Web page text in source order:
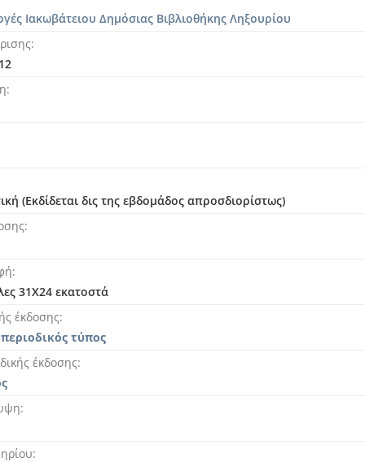
Ιακωβάτειου Δημόσιας Βιβλιοθήκης Ληξουρίου
(Εκδίδεται δις της εβδομάδος απροσδιορίστως)
31Χ24 εκατοστά
έκδοσης
τύπος
έκδοσης